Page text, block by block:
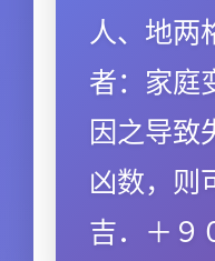
人、地两
者：家庭
因之导致
凶数，则
吉．＋９